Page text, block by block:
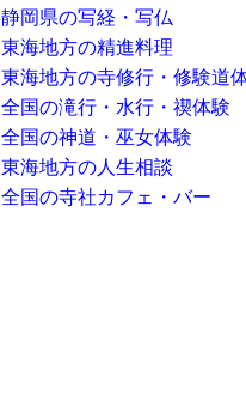
静岡県の写経・写仏
東海地方の精進料理
東海地方の寺修行・修験道
全国の滝行・水行・禊体験
全国の神道・巫女体験
東海地方の人生相談
全国の寺社カフェ・バー